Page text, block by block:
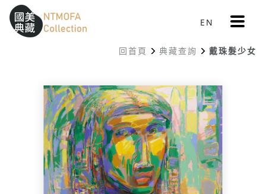
跳到中間主要內容區
網站導覽
::: EN 更
多
單
回首頁 典藏查詢 戴珠髮少女